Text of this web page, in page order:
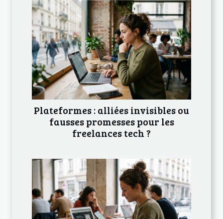
Plateformes : alliées invisibles ou
fausses promesses pour les
freelances tech ?